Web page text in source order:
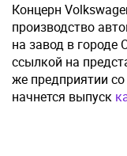
Концерн
производство
на завод в
ссылкой на
же предприятии
начнется выпуск